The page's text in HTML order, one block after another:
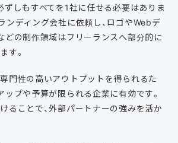
ずしもすべてを1社に任せる必要はありま
ンディング会社に依頼し、ロゴやWebデ
どの制作領域はフリーランスへ部分的に
す。
門性の高いアウトプットを得られるた
ップや予算が限られる企業に有効です。
ることで、外部パートナーの強みを活か